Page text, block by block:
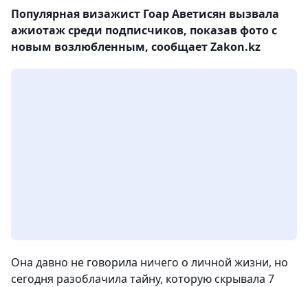
Популярная визажист Гоар Аветисян вызвала
ажиотаж среди подписчиков, показав фото с
новым возлюбленным, сообщает Zakon.kz
Она давно не говорила ничего о личной жизни, но
сегодня разоблачила тайну, которую скрывала 7